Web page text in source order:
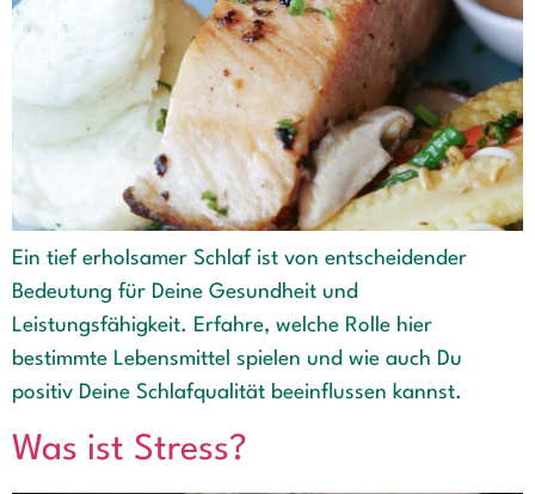
Ein tief erholsamer Schlaf ist von entscheidender
Bedeutung für Deine Gesundheit und
Leistungsfähigkeit. Erfahre, welche Rolle hier
bestimmte Lebensmittel spielen und wie auch Du
positiv Deine Schlafqualität beeinflussen kannst.
Was ist Stress?